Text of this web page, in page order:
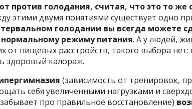
против голодания, считая, что это то же
этими двумя понятиями существует одно
голодании вы всегда можете
режиму питания. А у людей,
от пищевых расстройств, такого выбора нет:
здоровый калораж.
(зависимость от тренировок,
себя увеличенными нагрузками и
про правильное восстановление)